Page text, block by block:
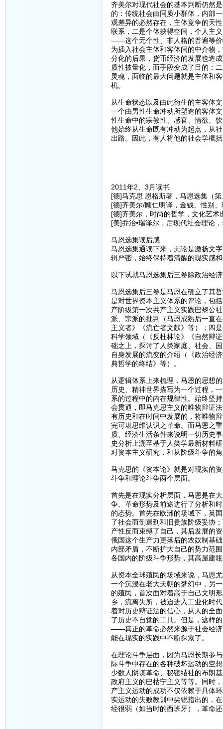
齐美尔对现代社会的基本判断仍然
的：传统社会由同质小群体，内部
观差异的必然存在，主体竞争的天
联系，二是个体获得空间，个人主
——这个无个性、非人格的普遍等价
为插入社会主体和客体间的中介物
分化的后果，货币经济的发展也造
质性被量化，而手段变成了目的；
灵魂，面临的最大问题就是主体和
机。
从生命状态以及由此衍生的主客体
一个由男性生命冲动所塑造的客体
性生命中的宗教性、感官、情欲、
他始终从生命既有冲动为起点，从
出路。因此，有人将他的社会学概
2011年2、3月读书
[德]马克思 恩格斯著，马恩选集（
[德]齐美尔/顾仁明译，金钱、性别
[德]齐美尔，时尚的哲学，文化艺术
[美]乔治•瑞泽尔，后现代社会理论
马恩选集读后感
马恩选集通读下来，无论是激扬文
辑严密，始终保持着清醒的现实感
以下试就马恩选集后三卷除政治经
马恩选集后三卷是马恩在确立了其
是对世界资本主义体系的评论，包
产阶级第一次共产主义实践巴黎公
派、宗派的批判（马恩成熟后一直
主义者》《流亡者文献》等）；四
科学领域（《反杜林论》《自然辩
础之上，探讨了人类家庭、社会、
自身发展的流变的介绍（《政治经
典哲学的终结》等）。
从逻辑体系上来梳理，马恩的思想
历史、精神世界描写为一个过程，
系的过程中的内在规律性。始终坚
会贯通，即马克思主义的唯物辩证
有历史和在时间中发展的，将唯物
完可堪思维认识之革命。而马恩之
质、经济生活条件来说明一切历史
史分析上溯至基于人类学最新材料
对资本主义研究，和从阶级斗争的
马克思的《资本论》就是对现实的
斗争和理论斗争两个层面。
首先是在现实分析层面，马恩是在
争、革命形势及前途进行了分析和
的态势。首先在欧洲的场域下，英
了社会而倒退到和旧贵族阶级妥协
产性反而束缚了自己，其后发展的
俄国这个生产力更落后的农奴制基
内部矛盾，不断扩大自己的势力范
各国内的阶级斗争形势，其高屋建
从资本全球殖民的场域来说，马恩
一个沉浸在老大天朝的梦幻中，另
的殖民，首次面对着高于自己文明
乡，流离失所，被迫进入工业化时
着对历史辩证法的信心，从人的全
了历史不自觉的工具。但是，这样
——真正的革命必然来源于社会经济
能在现实的实践中不断探索了。
在理论斗争层面，因为马恩长期参
际斗争中存在的各种破坏运动的空
少数人阴谋革命、秘密结社的布朗
政府主义的巴枯宁主义等等。同时
产主义运动的成功不仅依赖于具体
实运动的失败教训中尖锐指出的，
经很弱（如当时的西班牙），革命